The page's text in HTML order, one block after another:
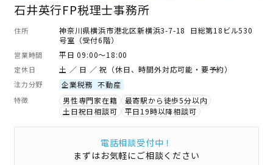
石井英行FP税理士事務所
住所
神奈川県横浜市港北区新横浜3-7-18 日総第18ビル530
号室（受付6階）
営業時間 平日 09:00～18:00
定休日 土 ／ 日 ／ 祝（休日、時間外対応可能・要予約）
注力分野 企業税務 不動産
特徴 男性専門家在籍
最寄駅から徒歩5分以内
土日祝日相談可
平日19時以降相談可
電話相談受付中！
まずはお気軽にご相談ください